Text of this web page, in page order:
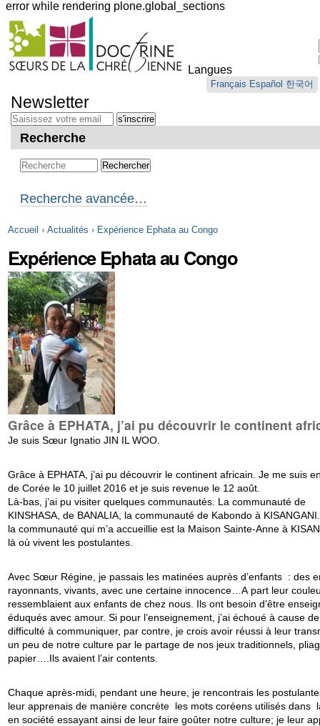
error while rendering plone.global_sections
Outils
personnels
Langues
Français Español 한국어
au
contenu.
Aller
navigation
Newsletter
Recherche
Recherche avancée…
Accueil › Actualités › Expérience Ephata au Congo
Expérience Ephata au Congo
Grâce à EPHATA, j’ai pu découvrir le continent
Je suis Sœur Ignatio JIN IL WOO.
Grâce à EPHATA, j’ai pu découvrir le continent africain. Je me suis
de Corée le 10 juillet 2016 et je suis revenue le 12 août.
Là-bas, j’ai pu visiter quelques communautés. La communauté de
KINSHASA, de BANALIA, la communauté de Kabondo à
la communauté qui m’a accueillie est la Maison Sainte-Anne à
là où vivent les postulantes.
Avec Sœur Régine, je passais les matinées auprès d’enfants : des
rayonnants, vivants, avec une certaine innocence…A part leur
ressemblaient aux enfants de chez nous. Ils ont besoin d’être
éduqués avec amour. Si pour l’enseignement, j’ai échoué à cause
difficulté à communiquer, par contre, je crois avoir réussi à leur
un peu de notre culture par le partage de nos jeux traditionnels,
papier….Ils avaient l’air contents.
Chaque après-midi, pendant une heure, je rencontrais les
leur apprenais de manière concrète les mots coréens utilisés dans
en société essayant ainsi de leur faire goûter notre culture; je leur